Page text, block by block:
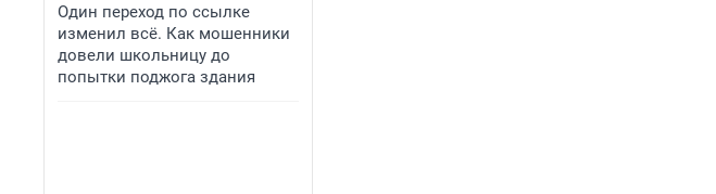
Один переход по ссылке
изменил всё. Как мошенники
довели школьницу до
попытки поджога здания